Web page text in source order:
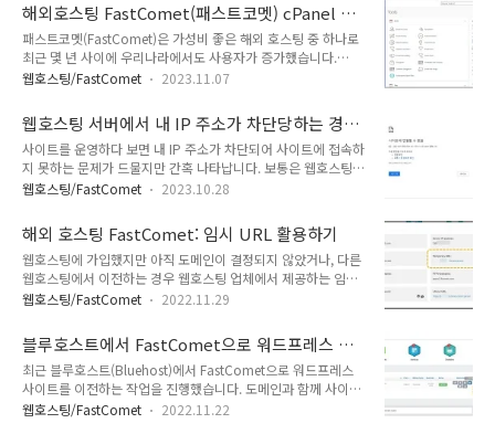
접속할 수 있습니다. FastComet 사이트에 로그..
제로 작업하면서 FastComet과 라이브 채팅을 여러 번 요청했
는데, 빠르게 대응해 주었습니다.사이트그라운드에 호스팅 중인
지인 사이트의 호스팅이 곧 만료될 예정이라서 새로운 호스팅 서
비스를 찾고 있었습니다. 이번에 FastComet으로 이전하기로
정도 남았기 때문에 먼저 호스팅에 가입한 후에 순차적으로 이전
작업을 하기로 했습니다...
해외호스팅 FastComet(패스트코멧) cPanel 접
속 방법
패스트코멧(FastComet)은 가성비 좋은 해외 호스팅 중 하나로
최근 몇 년 사이에 우리나라에서도 사용자가 증가했습니다.
FastComet은 블루호스트와 비슷한 레벨의 호스팅 업체이며 블
블루호스트보다 빠를 수 있습니다. 패스트코멧은 cPanel 환경을
제공합니다. 이 글 작성 후에 패스트코멧과 비슷한 레벨의 가성
비 호스팅인 케미클라우드(ChemiCloud)가 서울 서버를 도입
하여 우리나라에서 저렴하게 빠른 호스팅을 원하는 경우 고려할
수 있습니다. 💚서울 서버를 제공하는 ChemiCloud 워드프레
팅은 국내호스팅에 비해 디스크 용량과 트래픽면에서 훨씬 유리
하지만 우리나라에서 속도..
웹호스팅/FastComet 2023.11.07
웹호스팅 서버에서 내 IP 주소가 차단당하는 경
우
사이트를 운영하다 보면 내 IP 주소가 차단되어 사이트에 접속하
지 못하는 문제가 드물지만 간혹 나타납니다. 보통은 웹호스팅
업체에 연락하면 차단된 IP 주소를 해제하여 주지만, 여러 번 업
코멧(FastComet)을 이용하는 분이 이런 문제로 연락을 해온 적
이 있습니다. 저도 Stablehost라는 저가 웹호스팅 서비스를 이
용하면서 비슷한 문제를 경험한 적이 있습니다. ☞ 클라우드웨
이즈 할인 프로모 코드 & 가입 방법 웹호스팅 서버에서 내 IP 주
소가 차단당하는 경우 저는 작년 5월에 Stablehost에서 호스팅
했습니다. 사이트에 접속하면
ERR_CONNECTION_TIMED_OUT..
웹호스팅/FastComet 2023.10.28
해외 호스팅 FastComet: 임시 URL 활용하기
웹호스팅에 가입했지만 아직 도메인이 결정되지 않았거나, 다른
웹호스팅에서 이전하는 경우 웹호스팅 업체에서 제공하는 임시
URL을 이용하여 워드프레스를 설치하거나 워드프레스 사이트
시 URL로 워드프레스 사이트를 이전한 후에 도메인의 DNS 정
보를 변경하여 도메인을 연결하게 되면 사이트 중단 시간을 줄일
수 있을 것입니다. 네임서버를 변경하거나 IP 주소를 변경하게
되면 정보가 전파되는 데 최대 2일이 소요될 수 있습니다. 그러
므로 기존 사이트도 가능한 경우 최대 2일 동안 유지하는 것이
웹호스팅/FastComet 2022.11.29
블루호스트에서 FastComet으로 워드프레스 사
이트 이전 작업
최근 블루호스트(Bluehost)에서 FastComet으로 워드프레스
사이트를 이전하는 작업을 진행했습니다. 도메인과 함께 사이트
를 이전하는 경우 먼저 임시 주소로 사이트로 이전한 후에 도메
웹호스팅/FastComet 2022.11.22